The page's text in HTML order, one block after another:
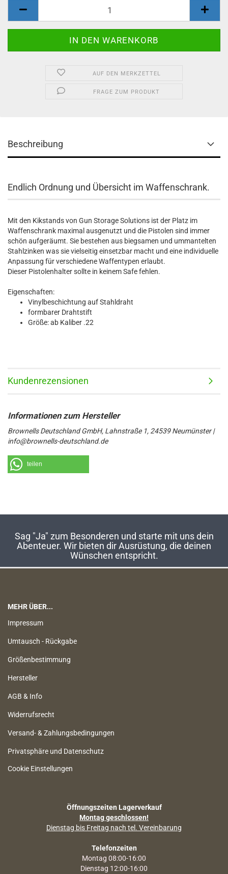
AUF DEN MERKZETTEL
FRAGE ZUM PRODUKT
Beschreibung
Endlich Ordnung und Übersicht im Waffenschrank.
Mit den Kikstands von Gun Storage Solutions ist der Platz im
Waffenschrank maximal ausgenutzt und die Pistolen sind immer
schön aufgeräumt. Sie bestehen aus biegsamen und ummantelten
Stahlzinken was sie vielseitig einsetzbar macht und eine individuelle
Anpassung für verschiedene Waffentypen erlaubt.
Dieser Pistolenhalter sollte in keinem Safe fehlen.
Eigenschaften:
Vinylbeschichtung auf Stahldraht
formbarer Drahtstift
Größe: ab Kaliber .22
Kundenrezensionen
Brownells Deutschland GmbH, Lahnstraße 1, 24539 Neumünster |
info@brownells-deutschland.de
teilen
Sag "Ja" zum Besonderen und starte mit uns dein
Abenteuer. Wir bieten dir Ausrüstung, die deinen
Wünschen entspricht.
MEHR ÜBER...
Impressum
Umtausch - Rückgabe
Größenbestimmung
Hersteller
AGB & Info
Widerrufsrecht
Versand- & Zahlungsbedingungen
Privatsphäre und Datenschutz
Cookie Einstellungen
Öffnungszeiten Lagerverkauf
Montag geschlossen!
Dienstag bis Freitag nach tel. Vereinbarung
Telefonzeiten
Montag 08:00-16:00
Dienstag 12:00-16:00